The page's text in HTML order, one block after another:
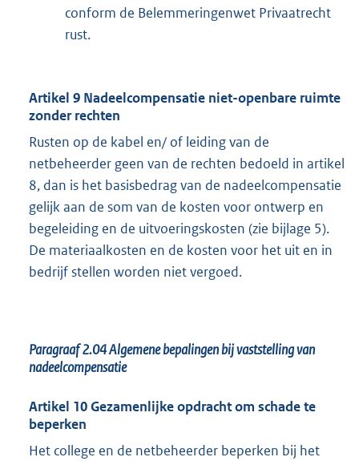
conform de Belemmeringenwet Privaatrecht
rust.
Artikel 9 Nadeelcompensatie niet-openbare ruimte
zonder rechten
Rusten op de kabel en/ of leiding van de
netbeheerder geen van de rechten bedoeld in artikel
8, dan is het basisbedrag van de nadeelcompensatie
gelijk aan de som van de kosten voor ontwerp en
begeleiding en de uitvoeringskosten (zie bijlage 5).
De materiaalkosten en de kosten voor het uit en in
bedrijf stellen worden niet vergoed.
Paragraaf 2.04Algemene bepalingen bij vaststelling van
nadeelcompensatie
Artikel 10 Gezamenlijke opdracht om schade te
beperken
Het college en de netbeheerder beperken bij het